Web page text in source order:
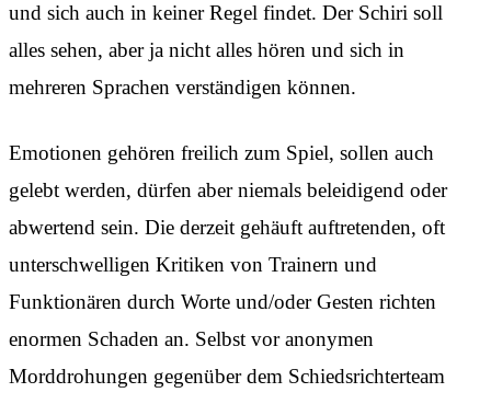
und sich auch in keiner Regel findet. Der Schiri soll
alles sehen, aber ja nicht alles hören und sich in
mehreren Sprachen verständigen können.
Emotionen gehören freilich zum Spiel, sollen auch
gelebt werden, dürfen aber niemals beleidigend oder
abwertend sein. Die derzeit gehäuft auftretenden, oft
unterschwelligen Kritiken von Trainern und
Funktionären durch Worte und/oder Gesten richten
enormen Schaden an. Selbst vor anonymen
Morddrohungen gegenüber dem Schiedsrichterteam